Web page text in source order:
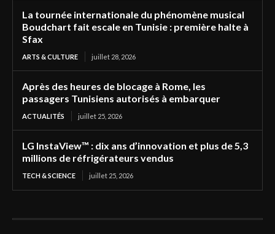
La tournée internationale du phénomène musical
Boudchart fait escale en Tunisie : première halte à
Sfax
ARTS & CULTURE juillet 28, 2026
Après des heures de blocage à Rome, les
passagers Tunisiens autorisés à embarquer
ACTUALITÉS juillet 25, 2026
LG InstaView™ : dix ans d’innovation et plus de 5,3
millions de réfrigérateurs vendus
TECH & SCIENCE juillet 25, 2026